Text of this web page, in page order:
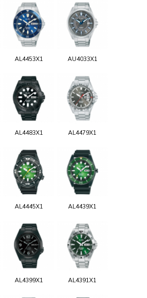
AL4453X1 AU4033X1
AL4483X1 AL4479X1
AL4445X1 AL4439X1
AL4399X1 AL4391X1